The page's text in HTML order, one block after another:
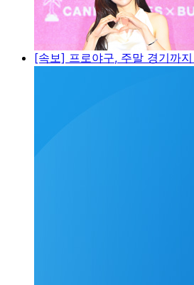
[속보] 프로야구, 주말 경기까